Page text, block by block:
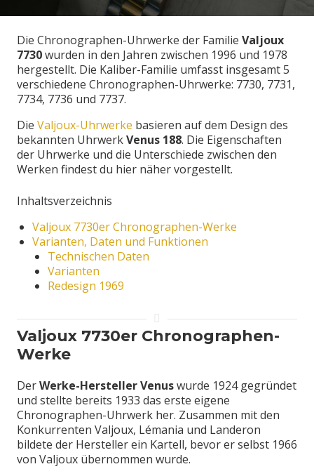
Die Chronographen-Uhrwerke der Familie Valjoux
7730wurden in den Jahren zwischen 1996 und 1978
hergestellt. Die Kaliber-Familie umfasst insgesamt 5
verschiedene Chronographen-Uhrwerke: 7730, 7731,
7734, 7736 und 7737.
Die Valjoux-Uhrwerke basieren auf dem Design des
bekannten UhrwerkVenus 188. Die Eigenschaften
der Uhrwerke und die Unterschiede zwischen den
Werken findest du hier näher vorgestellt.
Inhaltsverzeichnis
Valjoux 7730er Chronographen-Werke
Varianten, Daten und Funktionen
Technischen Daten
Varianten
Redesign 1969
Valjoux 7730er Chronographen-
Werke
DerWerke-Hersteller Venuswurde 1924 gegründet
und stellte bereits 1933 das erste eigene
Chronographen-Uhrwerk her. Zusammen mit den
Konkurrenten Valjoux, Lémania und Landeron
bildete der Hersteller ein Kartell, bevor er selbst 1966
von Valjoux übernommen wurde.